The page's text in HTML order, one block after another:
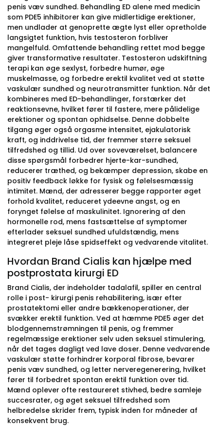
penis væv sundhed. Behandling ED alene med medicin
som PDE5 inhibitorer kan give midlertidige erektioner,
men undlader at genoprette ægte lyst eller opretholde
langsigtet funktion, hvis testosteron forbliver
mangelfuld. Omfattende behandling rettet mod begge
giver transformative resultater. Testosteron udskiftning
terapi kan øge sexlyst, forbedre humør, øge
muskelmasse, og forbedre erektil kvalitet ved at støtte
vaskulær sundhed og neurotransmitter funktion. Når det
kombineres med ED-behandlinger, forstærker det
reaktionsevne, hvilket fører til fastere, mere pålidelige
erektioner og spontan ophidselse. Denne dobbelte
tilgang øger også orgasme intensitet, ejakulatorisk
kraft, og inddrivelse tid, der fremmer større seksuel
tilfredshed og tillid. Ud over soveværelset, balancere
disse spørgsmål forbedrer hjerte-kar-sundhed,
reducerer træthed, og bekæmper depression, skabe en
positiv feedback løkke for fysisk og følelsesmæssig
intimitet. Mænd, der adresserer begge rapporter øget
forhold kvalitet, reduceret ydeevne angst, og en
forynget følelse af maskulinitet. Ignorering af den
hormonelle rod, mens fastsættelse af symptomer
efterlader seksuel sundhed ufuldstændig, mens
integreret pleje låse spidseffekt og vedvarende vitalitet.
Hvordan Brand Cialis kan hjælpe med
postprostata kirurgi ED
Brand Cialis, der indeholder tadalafil, spiller en central
rolle i post- kirurgi penis rehabilitering, især efter
prostatektomi eller andre bækkenoperationer, der
svækker erektil funktion. Ved at hæmme PDE5 øger det
blodgennemstrømningen til penis, og fremmer
regelmæssige erektioner selv uden seksuel stimulering,
når det tages dagligt ved lave doser. Denne vedvarende
vaskulær støtte forhindrer korporal fibrose, bevarer
penis væv sundhed, og letter nerveregenerering, hvilket
fører til forbedret spontan erektil funktion over tid.
Mænd oplever ofte restaureret stivhed, bedre samleje
succesrater, og øget seksuel tilfredshed som
helbredelse skrider frem, typisk inden for måneder af
konsekvent brug.